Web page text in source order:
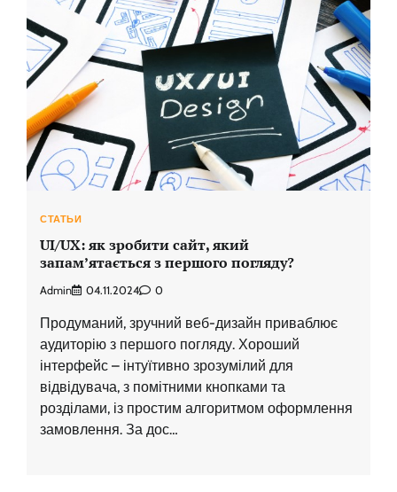
СТАТЬИ
UI/UX: як зробити сайт, який
запам’ятається з першого погляду?
Admin 04.11.2024 0
Продуманий, зручний веб-дизайн приваблює
аудиторію з першого погляду. Хороший
інтерфейс – інтуїтивно зрозумілий для
відвідувача, з помітними кнопками та
розділами, із простим алгоритмом оформлення
замовлення. За дос…